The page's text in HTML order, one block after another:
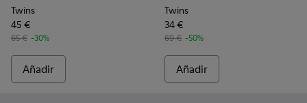
Twins
45 €
65 € -30%
Añadir
Twins
34 €
69 € -50%
Añadir